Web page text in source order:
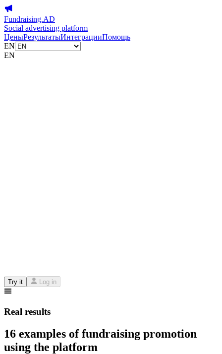
Fundraising.AD
Social advertising platform
ЦеныРезультатыИнтеграцииПомощь
EN
EN
Try it Log in
Real results
16 examples of fundraising promotion
using the platform